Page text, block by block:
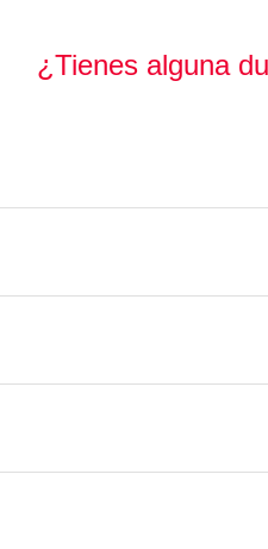
¿Tienes alguna